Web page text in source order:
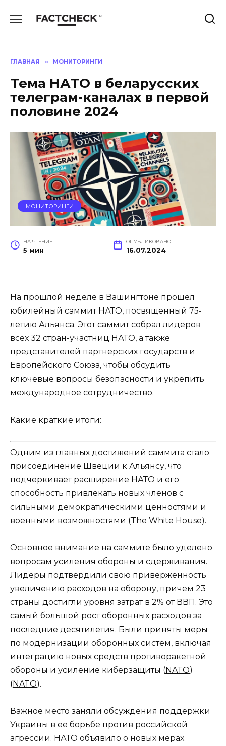
ГЛАВНАЯ » МОНИТОРИНГИ
Тема НАТО в беларусских
телеграм-каналах в первой
половине 2024
МОНИТОРИНГИ
НА ЧТЕНИЕ
5 мин
ОПУБЛИКОВАНО
16.07.2024
На прошлой неделе в Вашингтоне прошел
юбилейный саммит НАТО, посвященный 75-
летию Альянса. Этот саммит собрал лидеров
всех 32 стран-участниц НАТО, а также
представителей партнерских государств и
Европейского Союза, чтобы обсудить
ключевые вопросы безопасности и укрепить
международное сотрудничество.
Какие краткие итоги:
Одним из главных достижений саммита стало
присоединение Швеции к Альянсу, что
подчеркивает расширение НАТО и его
способность привлекать новых членов с
сильными демократическими ценностями и
военными возможностями​ (The White House)​.
Основное внимание на саммите было уделено
вопросам усиления обороны и сдерживания.
Лидеры подтвердили свою приверженность
увеличению расходов на оборону, причем 23
страны достигли уровня затрат в 2% от ВВП. Это
самый большой рост оборонных расходов за
последние десятилетия. Были приняты меры
по модернизации оборонных систем, включая
интеграцию новых средств противоракетной
обороны и усиление киберзащиты​ (NATO)
(NATO)​.
Важное место заняли обсуждения поддержки
Украины в ее борьбе против российской
агрессии. НАТО объявило о новых мерах